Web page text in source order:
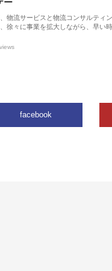
ー
物流サービスと物流コンサルティ
徐々に事業を拡大しながら、早い
facebook